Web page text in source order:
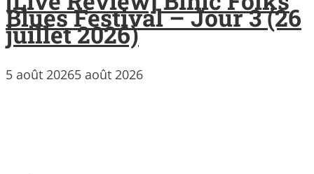
Blues Festival – Jour 3 (26
juillet 2026)
5 août 20265 août 2026